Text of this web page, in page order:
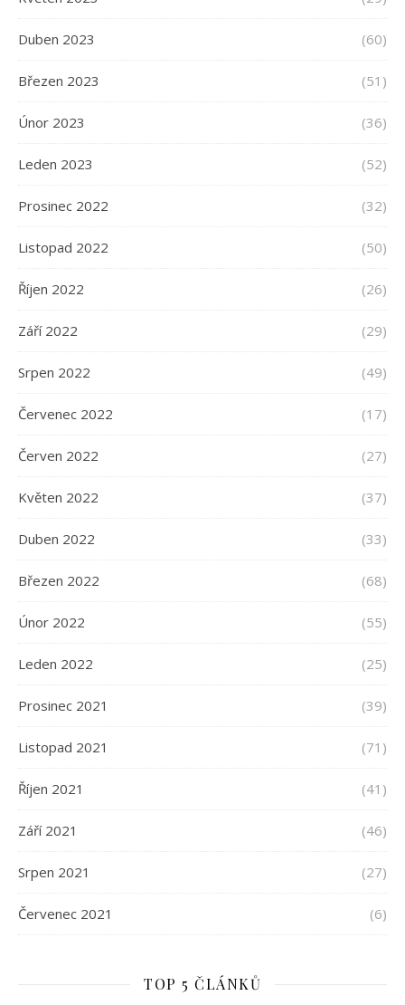
Duben 2023 (60)
Březen 2023 (51)
Únor 2023 (36)
Leden 2023 (52)
Prosinec 2022 (32)
Listopad 2022 (50)
Říjen 2022 (26)
Září 2022 (29)
Srpen 2022 (49)
Červenec 2022 (17)
Červen 2022 (27)
Květen 2022 (37)
Duben 2022 (33)
Březen 2022 (68)
Únor 2022 (55)
Leden 2022 (25)
Prosinec 2021 (39)
Listopad 2021 (71)
Říjen 2021 (41)
Září 2021 (46)
Srpen 2021 (27)
Červenec 2021 (6)
TOP 5 ČLÁNKŮ